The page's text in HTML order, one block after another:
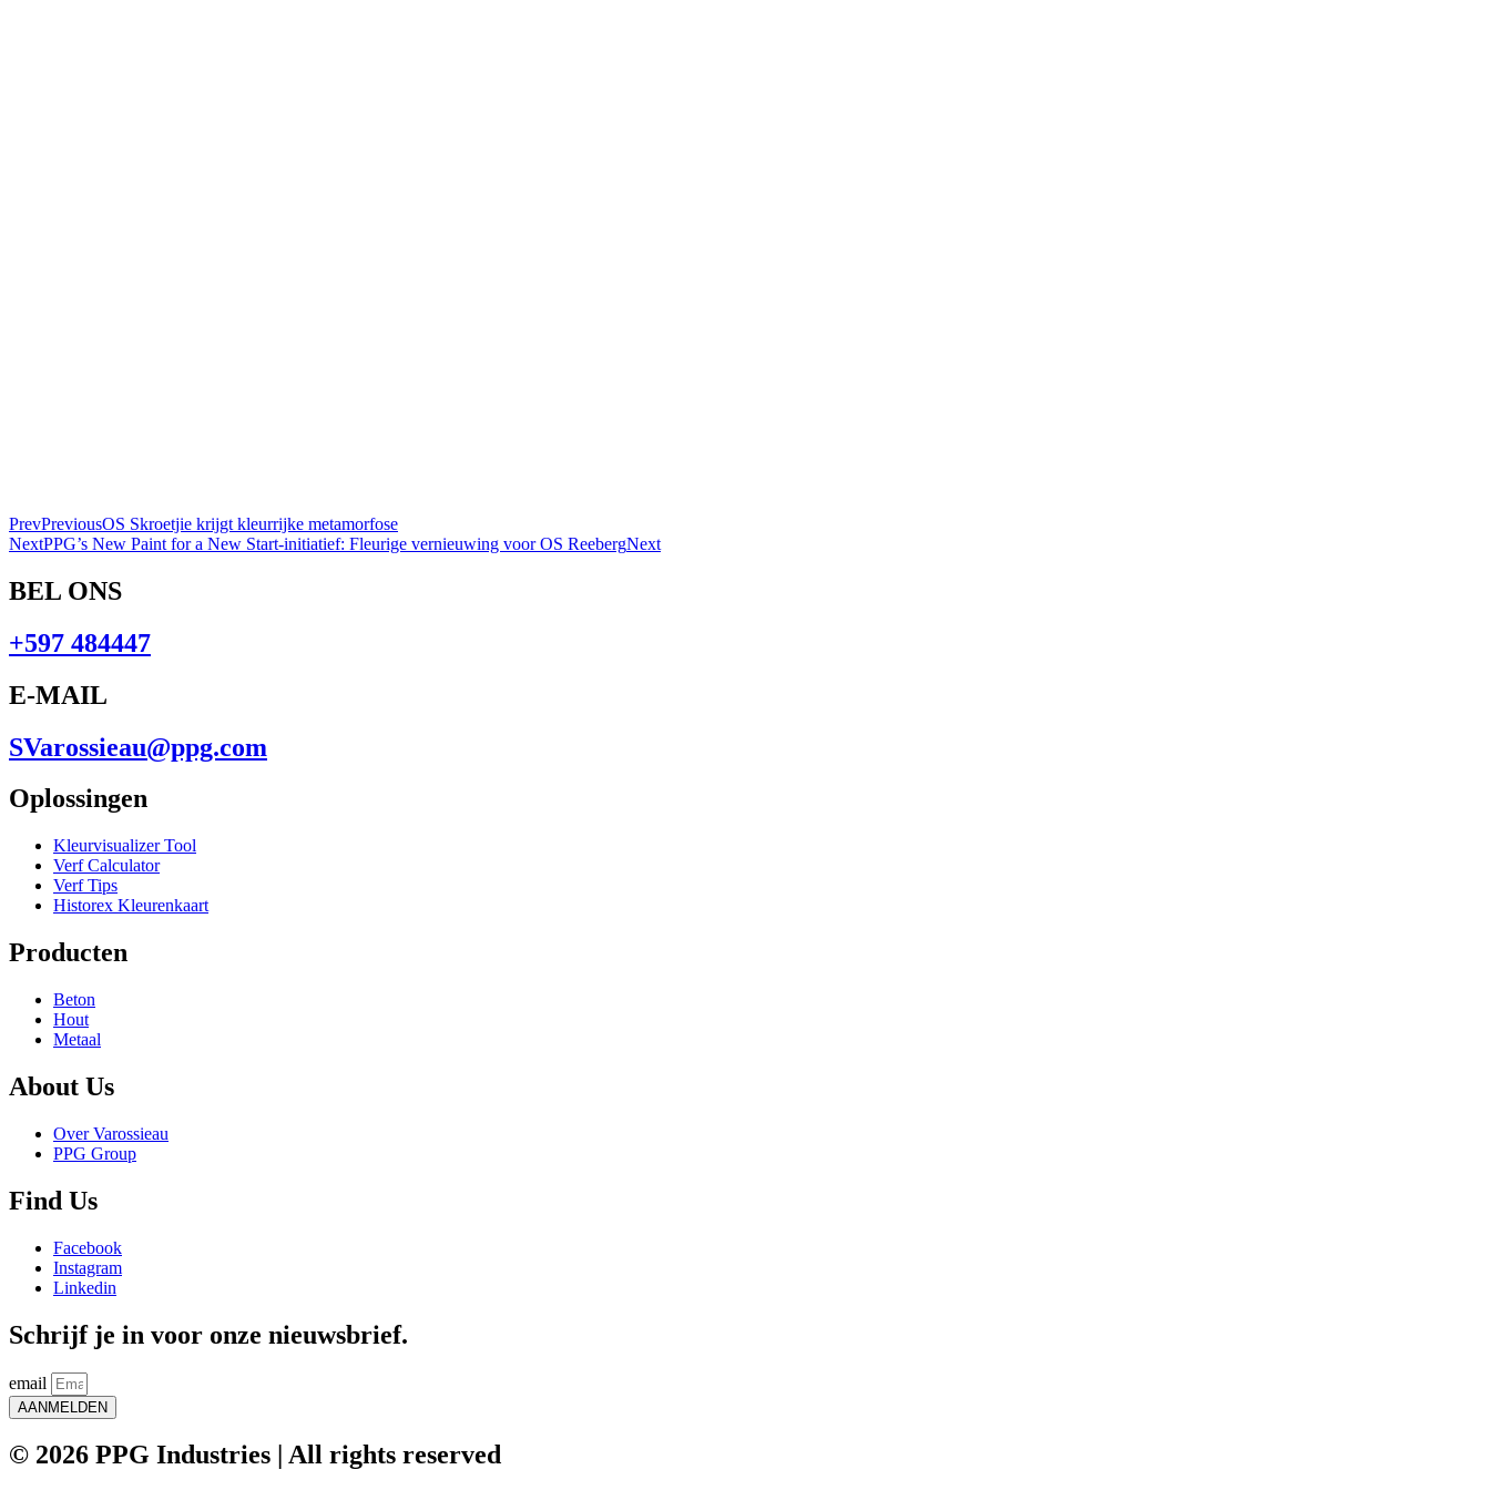
PrevPreviousOS Skroetjie krijgt kleurrijke metamorfose
NextPPG’s New Paint for a New Start-initiatief: Fleurige vernieuwing voor OS ReebergNext
BEL ONS
+597 484447
E-MAIL
SVarossieau@ppg.com
Oplossingen
Kleurvisualizer Tool
Verf Calculator
Verf Tips
Historex Kleurenkaart
Producten
Beton
Hout
Metaal
About Us
Over Varossieau
PPG Group
Find Us
Facebook
Instagram
Linkedin
Schrijf je in voor onze nieuwsbrief.
email
AANMELDEN
© 2026 PPG Industries | All rights reserved